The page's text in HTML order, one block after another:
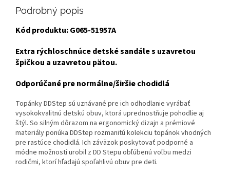
Podrobný popis
Kód produktu: G065-51957A
Extra rýchloschnúce detské sandále s uzavretou
špičkou a uzavretou pätou.
Odporúčané pre normálne/širšie chodidlá
Topánky DDStep sú uznávané pre ich odhodlanie vyrábať
vysokokvalitnú detskú obuv, ktorá uprednostňuje pohodlie aj
štýl. So silným dôrazom na ergonomický dizajn a prémiové
materiály ponúka DDStep rozmanitú kolekciu topánok vhodných
pre rastúce chodidlá. Ich záväzok poskytovať podporné a
módne možnosti urobil z DD Stepu obľúbenú voľbu medzi
rodičmi, ktorí hľadajú spoľahlivú obuv pre deti.